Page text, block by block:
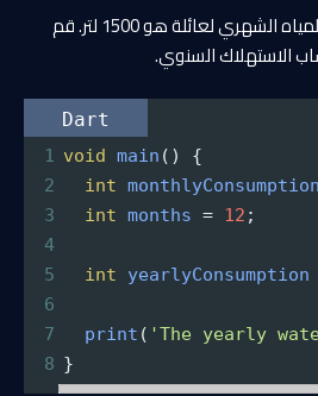
استهلاك المياه الشهري لعائلة هو 1500 لتر. قم
الاستهلاك السنوي.
Dart
1 void main () {
2
int monthlyConsumption
3
int months = 12 ;
4
5
int yearlyConsumption
6
7
print ( 'The yearly
8 }